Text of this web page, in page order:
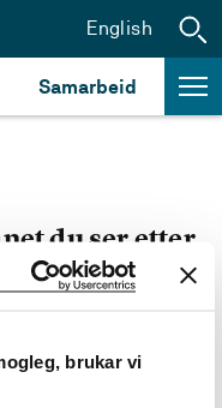
brukar vi
Samarbeid
English
du ser etter
ser etter i
«English».